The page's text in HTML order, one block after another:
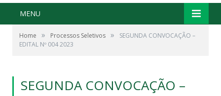
MENU
Home » Processos Seletivos »
SEGUNDA CONVOCAÇÃO –
EDITAL Nº 004 2023
SEGUNDA CONVOCAÇÃO –